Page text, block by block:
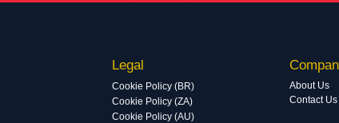
Legal
Cookie Policy (BR)
Cookie Policy (ZA)
Cookie Policy (AU)
About Us
Contact Us